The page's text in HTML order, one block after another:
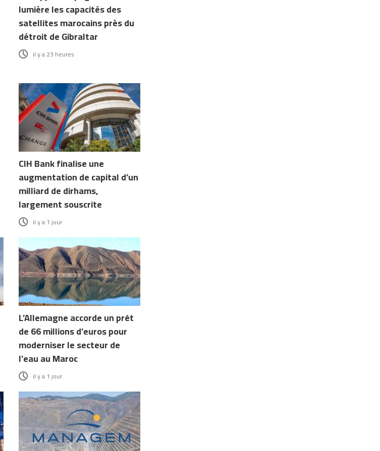
lumière les capacités des
satellites marocains près du
détroit de Gibraltar
il y a 23 heures
CIH Bank finalise une
augmentation de capital d’un
milliard de dirhams,
largement souscrite
il y a 1 jour
L’Allemagne accorde un prêt
de 66 millions d’euros pour
moderniser le secteur de
l’eau au Maroc
il y a 1 jour